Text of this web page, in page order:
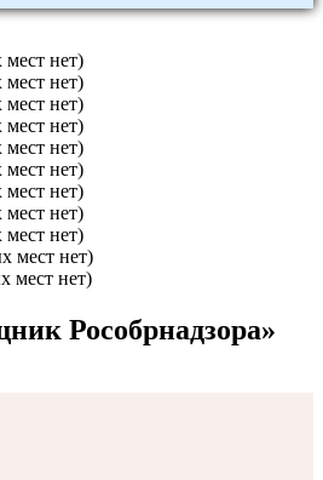
нет)
нет)
нет)
нет)
нет)
нет)
нет)
нет)
нет)
мест нет)
мест нет)
Рособрнадзора»